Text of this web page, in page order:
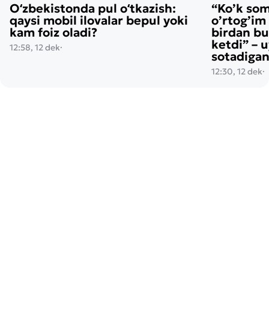
Oʻzbekistonda pul oʻtkazish:
qaysi mobil ilovalar bepul yoki
kam foiz oladi?
12:58, 12 dek·
“Ko’k
birdan
ketdi” –
12:30, 12 dek·